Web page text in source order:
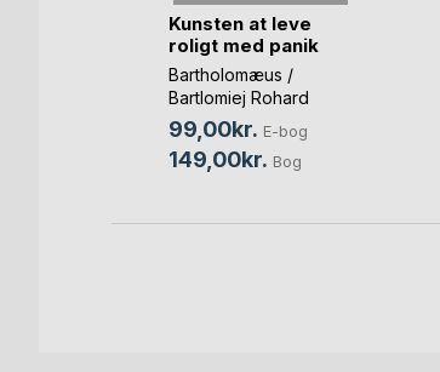
Kunsten at leve
roligt med panik
Bartholomæus /
Bartlomiej Rohard
Warszawski
99,00kr. E-bog
149,00kr. Bog